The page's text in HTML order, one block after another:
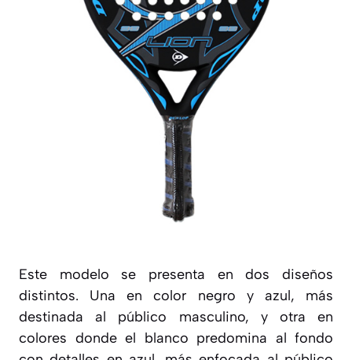
Este modelo se presenta en dos diseños
distintos. Una en color negro y azul, más
destinada al público masculino, y otra en
colores donde el blanco predomina al fondo